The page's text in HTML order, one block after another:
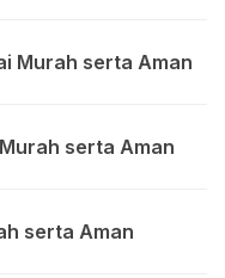
Murah serta Aman
serta Aman
serta Aman